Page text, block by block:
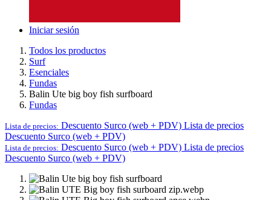
Iniciar sesión
Todos los productos
Surf
Esenciales
Fundas
Balin Ute big boy fish surfboard
Fundas
Lista de precios: Descuento Surco (web + PDV) Lista de precios
Descuento Surco (web + PDV)
Lista de precios: Descuento Surco (web + PDV) Lista de precios
Descuento Surco (web + PDV)